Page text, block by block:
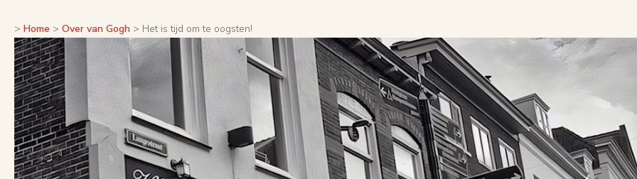
> Home > Over van Gogh > Het is tijd om te oogsten!